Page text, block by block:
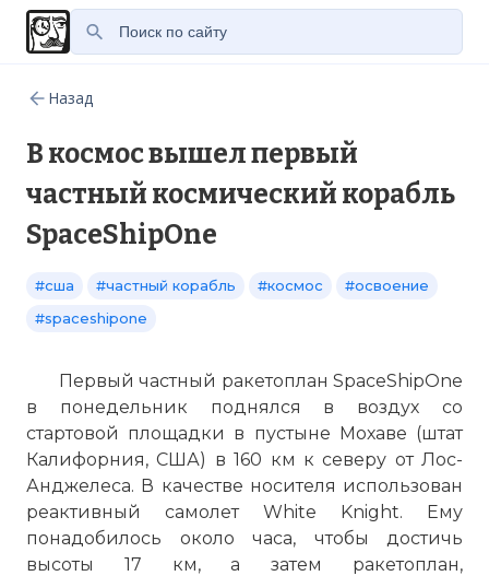
Назад
В космос вышел первый
частный космический корабль
SpaceShipOne
#сша #частный корабль #космос
#освоение
#spaceshipone
Первый частный ракетоплан SpaceShipOne
в понедельник поднялся в воздух со
стартовой площадки в пустыне Мохаве (штат
Калифорния, США) в 160 км к северу от Лос-
Анджелеса. В качестве носителя использован
реактивный самолет White Knight. Ему
понадобилось около часа, чтобы достичь
высоты 17 км, а затем ракетоплан,